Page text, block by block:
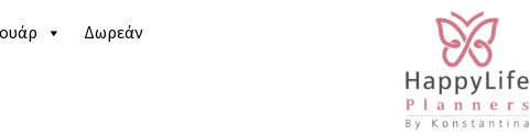
Δωρεάν
Ημερολόγιο Μαθητικό